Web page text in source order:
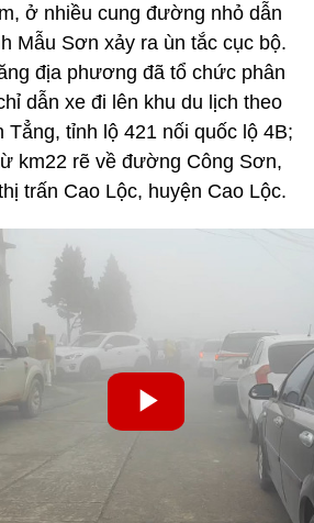
ở nhiều cung đường nhỏ dẫn
Mẫu Sơn xảy ra ùn tắc cục bộ.
địa phương đã tổ chức phân
dẫn xe đi lên khu du lịch theo
tỉnh lộ 421 nối quốc lộ 4B;
km22 rẽ về đường Công Sơn,
trấn Cao Lộc, huyện Cao Lộc.